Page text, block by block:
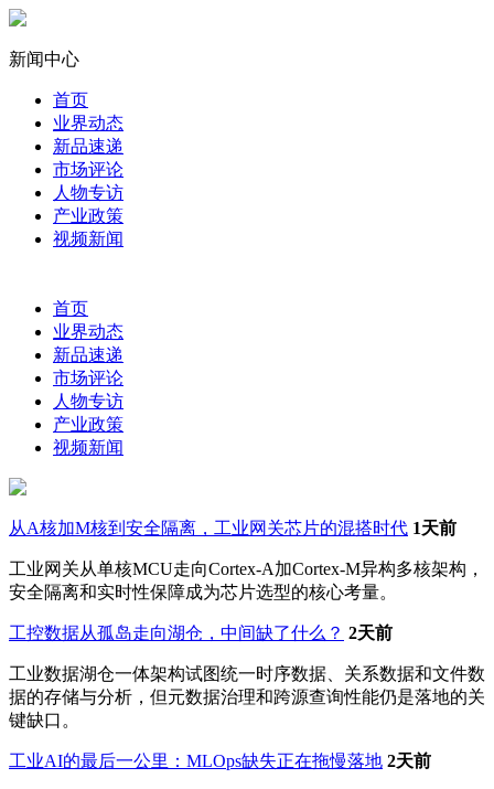
新闻中心
首页
业界动态
新品速递
市场评论
人物专访
产业政策
视频新闻
首页
业界动态
新品速递
市场评论
人物专访
产业政策
视频新闻
从A核加M核到安全隔离，工业网关芯片的混搭时代 1天前
工业网关从单核MCU走向Cortex-A加Cortex-M异构多核架构，
安全隔离和实时性保障成为芯片选型的核心考量。
工控数据从孤岛走向湖仓，中间缺了什么？ 2天前
工业数据湖仓一体架构试图统一时序数据、关系数据和文件数
据的存储与分析，但元数据治理和跨源查询性能仍是落地的关
键缺口。
工业AI的最后一公里：MLOps缺失正在拖慢落地 2天前